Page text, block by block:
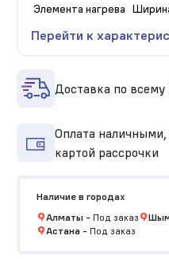
Элемента нагрева
Перейти к
Доставка по всему
Оплата наличными,
картой рассрочки
Наличие в городах
Алматы- Под заказ
Астана- Под заказ